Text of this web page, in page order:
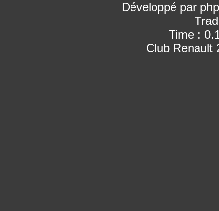
Développé par
Time :
Club Renault